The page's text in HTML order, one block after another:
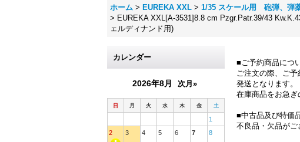
ホーム > EUREKA XXL > 1/35 スケール用 砲弾、弾
> EUREKA XXL[A-3531]8.8 cm Pzgr.Patr.39/43
ェルディナンド用)
カレンダー
2026年8月 次月»
日 月 火 水 木 金 土
1
2
3 4 5 6 7 8
■ご予約商品につ
ご注文の際、ご
発送となります。
在庫商品をお急ぎ
■中古品及び特価
不良品・欠品がご